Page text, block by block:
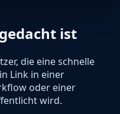
ist
die eine schnelle
Link in einer
oder einer
wird.